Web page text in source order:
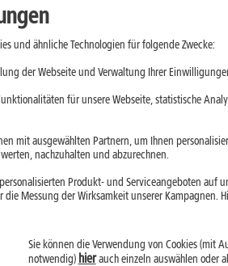
Öffentliche WLAN-Hotspots
wie Du unterwegs WLAN sinnvoll
erfährst:
nicht immer.
HTTPS
Apps.
ein Passwort oder Captive Portal.
schützt aber nicht vor Phishing,
und Zahlungsdaten vor Mitlesen.
und ähnliche Technologien für folgende Zwecke:
der Webseite und Verwaltung Ihrer
für unsere Webseite, statistische
mit ausgewählten Partnern, um Ihnen
nachzuhalten und abzurechnen.
Produkt- und Serviceangeboten auf
Messung der Wirksamkeit unserer Kampagnen.
Sie können die Verwendung von Cookies (mit
notwendig) hierauch einzeln auswählen oder